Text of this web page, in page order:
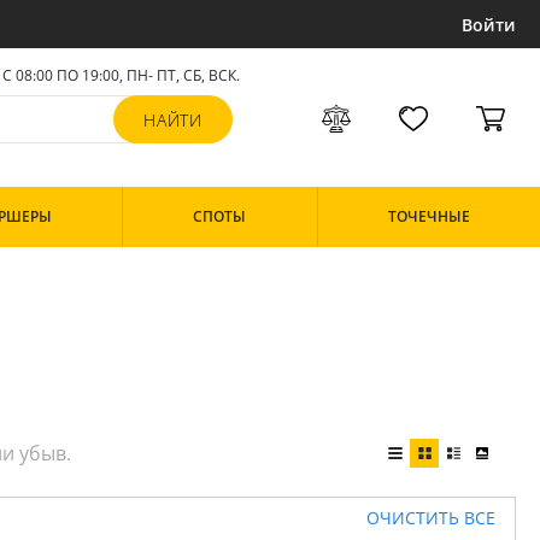
Войти
С 08:00 ПО 19:00, ПН- ПТ, СБ, ВСК.
СПОТЫ ТОЧЕЧНЫЕ
ОЧИСТИТЬ ВСЕ